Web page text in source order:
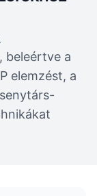
beleértve a
elemzést, a